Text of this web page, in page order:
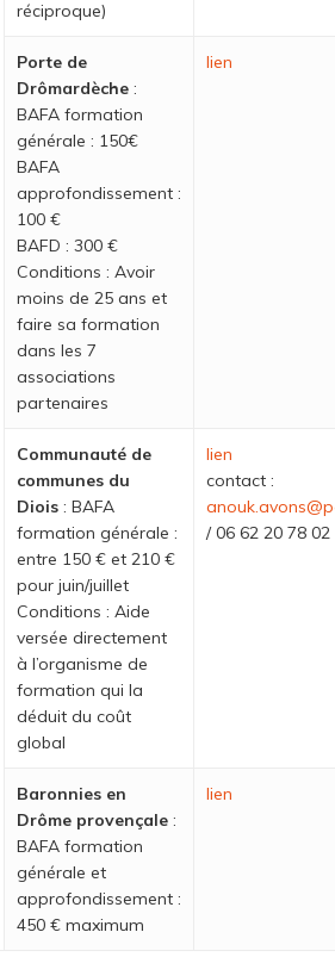
réciproque)
Porte de
Drômardèche:
BAFA formation
générale : 150€
BAFA
approfondissement :
100 €
BAFD : 300 €
Conditions : Avoir
moins de 25 ans et
faire sa formation
dans les 7
associations
partenaires
lien
Communauté de
communes du
Diois: BAFA
formation générale :
entre 150 € et 210 €
pour juin/juillet
Conditions : Aide
versée directement
à l’organisme de
formation qui la
déduit du coût
global
lien
contact :
/ 06 62 20 78 02
Baronnies en
Drôme provençale:
BAFA formation
générale et
approfondissement :
450 € maximum
lien